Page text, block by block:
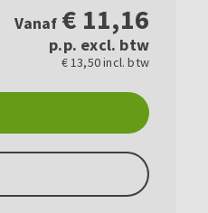
Vanaf € 11,16
p.p. excl. btw
€ 13,50 incl. btw